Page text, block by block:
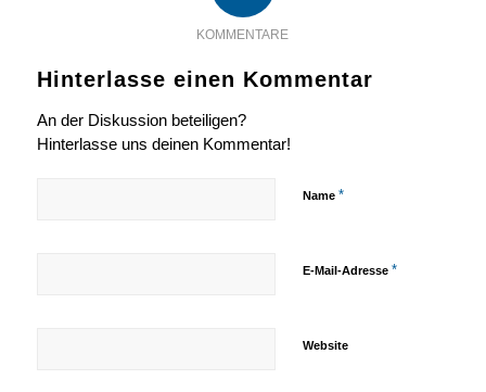
KOMMENTARE
Hinterlasse einen Kommentar
An der Diskussion beteiligen?
Hinterlasse uns deinen Kommentar!
Name *
E-Mail-Adresse *
Website